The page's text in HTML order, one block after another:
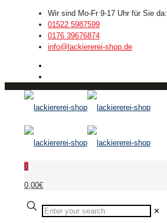
Wir sind Mo-Fr 9-17 Uhr für Sie da:
01522 5987599
0176 39676874
info@lackiererei-shop.de
0
0,00€
✕